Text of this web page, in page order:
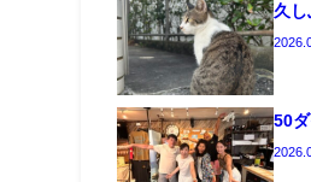
久し
50